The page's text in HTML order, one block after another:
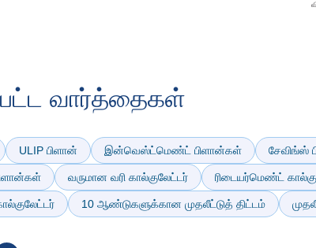
வார்த்தைகள்
ULIP பிளான் இன்வெஸ்ட்மெண்ட் பிளான்கள் சேவிங்ஸ்
வருமான வரி கால்குலேட்டர் ரிடையர்மெண்ட்
10 ஆண்டுகளுக்கான முதலீட்டுத் திட்டம்